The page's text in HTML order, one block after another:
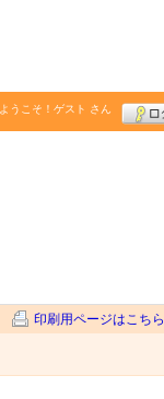
ようこそ！ ゲスト さん
印刷用ページはこちら